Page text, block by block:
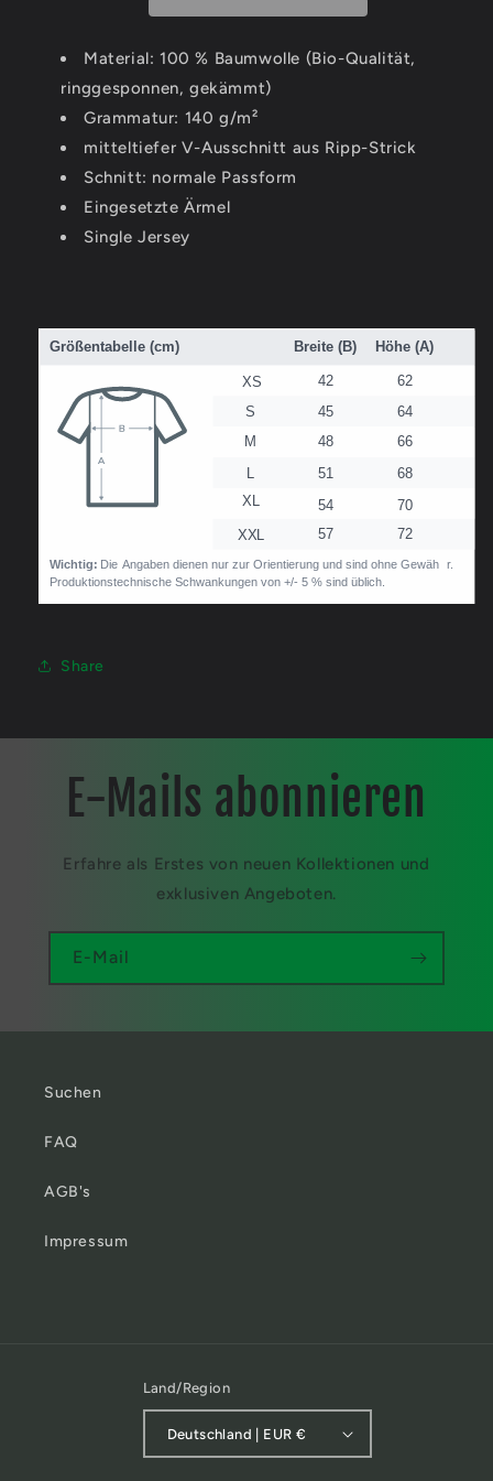
Shirt
Shirt
Material: 100 % Baumwolle (Bio-Qualität,
ringgesponnen, gekämmt)
Grammatur: 140 g/m²
mitteltiefer V-Ausschnitt aus Ripp-Strick
Schnitt: normale Passform
Eingesetzte Ärmel
Single Jersey
Share
E-Mails abonnieren
Erfahre als Erstes von neuen Kollektionen und
exklusiven Angeboten.
E-Mail
Suchen
FAQ
AGB's
Impressum
Land/Region
Deutschland | EUR €